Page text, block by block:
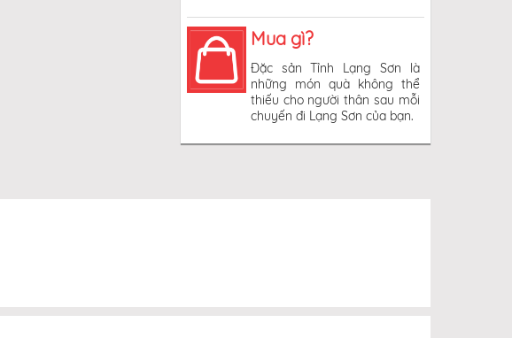
Mua gì?
Đặc sản Tỉnh Lạng Sơn là
những món quà không thể
thiếu cho người thân sau mỗi
chuyến đi Lạng Sơn của bạn.